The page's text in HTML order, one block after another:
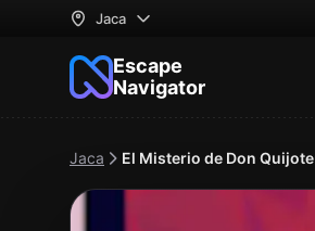
Jaca
Escape
Navigator
Jaca El Misterio de Don Quijote